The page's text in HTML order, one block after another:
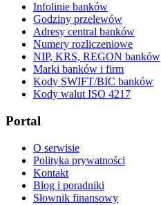
Infolinie banków
Godziny przelewów
Adresy central banków
Numery rozliczeniowe
NIP, KRS, REGON banków
Marki banków i firm
Kody SWIFT/BIC banków
Kody walut ISO 4217
Portal
O serwisie
Polityka prywatności
Kontakt
Blog i poradniki
Słownik finansowy